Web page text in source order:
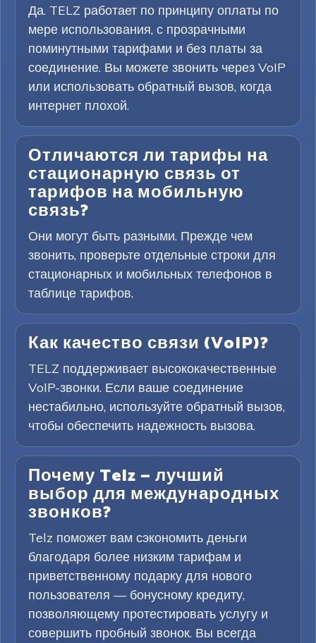
Да. TELZ работает по принципу оплаты по
мере использования, с прозрачными
поминутными тарифами и без платы за
соединение. Вы можете звонить через VoIP
или использовать обратный вызов, когда
интернет плохой.
Отличаются ли тарифы на
стационарную связь от
тарифов на мобильную
связь?
Они могут быть разными. Прежде чем
звонить, проверьте отдельные строки для
стационарных и мобильных телефонов в
таблице тарифов.
Как качество связи (VoIP)?
TELZ поддерживает высококачественные
VoIP-звонки. Если ваше соединение
нестабильно, используйте обратный вызов,
чтобы обеспечить надежность вызова.
Почему Telz — лучший
выбор для международных
звонков?
Telz поможет вам сэкономить деньги
благодаря более низким тарифам и
приветственному подарку для нового
пользователя — бонусному кредиту,
позволяющему протестировать услугу и
совершить пробный звонок. Вы всегда